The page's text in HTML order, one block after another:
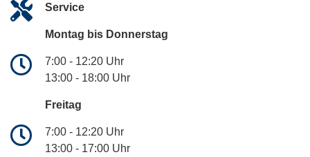
Service
Montag bis Donnerstag
7:00 - 12:20 Uhr
13:00 - 18:00 Uhr
Freitag
7:00 - 12:20 Uhr
13:00 - 17:00 Uhr